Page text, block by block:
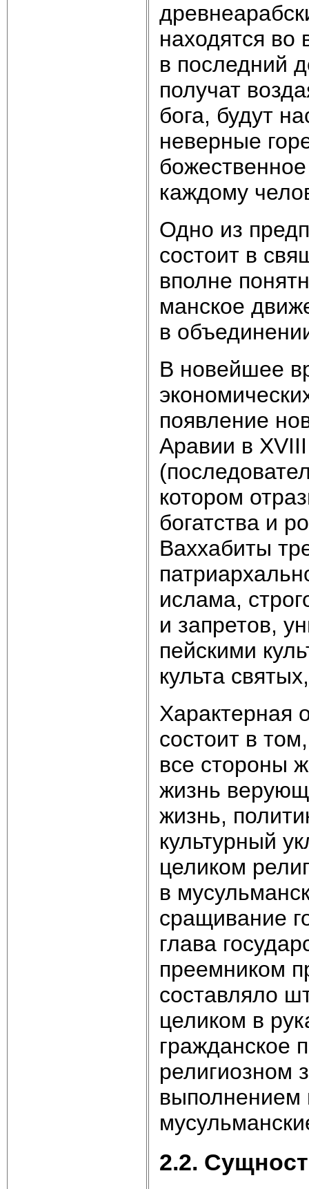
находятся во
в последний
получат
бога, будут
неверные
каждому
Одно из
состоит в
вполне
манское
в
В новейшее
появление
Аравии в
котором
богатства и
Ваххабиты
ислама,
и запретов,
пейскими
культа
Характерная
состоит в
все стороны
жизнь
жизнь,
культурный
целиком
в
сращивание
глава
преемником
составляло
целиком в
гражданское
религи­озном
выполнением
2.2.